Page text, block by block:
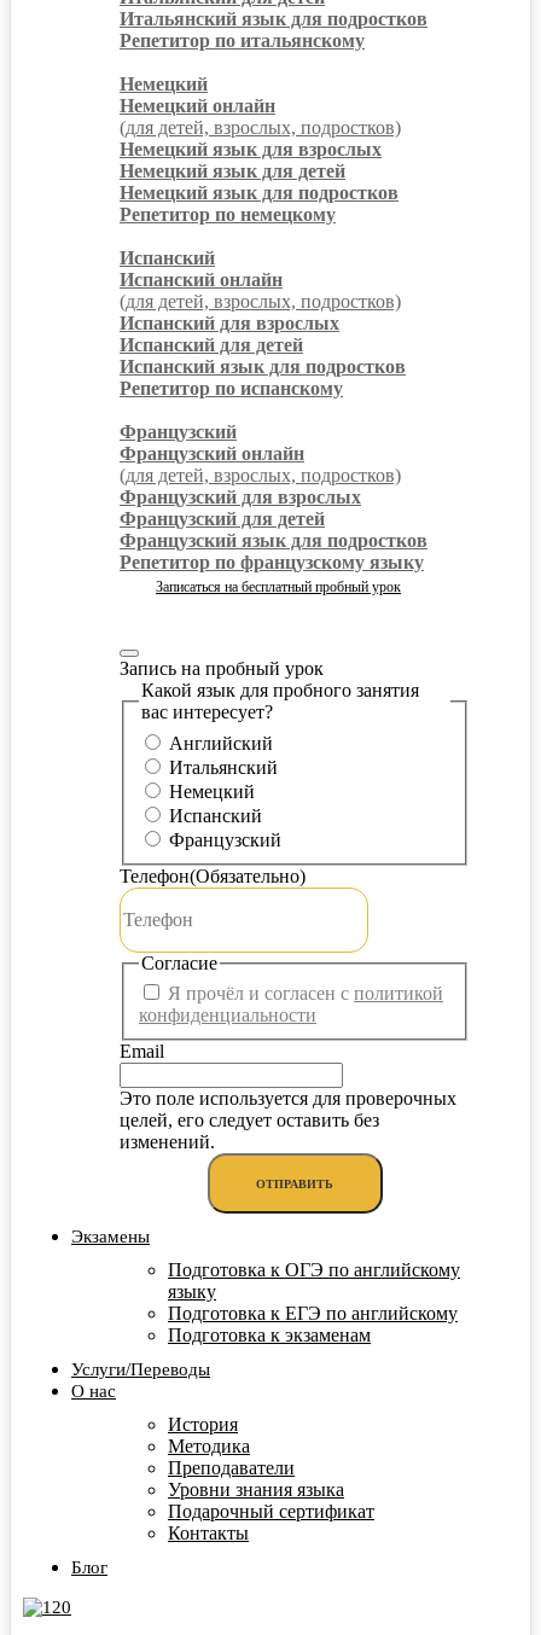
Итальянский язык для подростков
Репетитор по итальянскому
Немецкий
Немецкий онлайн
(для детей, взрослых, подростков)
Немецкий язык для взрослых
Немецкий язык для детей
Немецкий язык для подростков
Репетитор по немецкому
Испанский
Испанский онлайн
(для детей, взрослых, подростков)
Испанский для взрослых
Испанский для детей
Испанский язык для подростков
Репетитор по испанскому
Французский
Французский онлайн
(для детей, взрослых, подростков)
Французский для взрослых
Французский для детей
Французский язык для подростков
Репетитор по французскому языку
Записаться на бесплатный пробный урок
Запись на пробный урок
Какой язык для пробного занятия
вас интересует?
Английский
Итальянский
Немецкий
Испанский
Французский
Телефон(Обязательно)
Согласие
Я прочёл и согласен с политикой
конфиденциальности
Email
Это поле используется для проверочных
целей, его следует оставить без
изменений.
Экзамены
Подготовка к ОГЭ по английскому
языку
Подготовка к ЕГЭ по английскому
Подготовка к экзаменам
Услуги/Переводы
О нас
История
Методика
Преподаватели
Уровни знания языка
Подарочный сертификат
Контакты
Блог